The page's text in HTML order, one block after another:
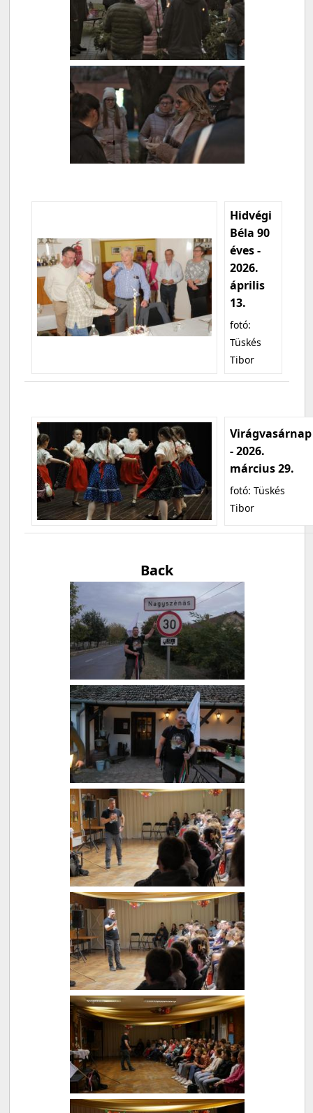
Hidvégi
Béla 90
éves -
2026.
április
13.
fotó:
Tüskés
Tibor
Virágvasárnap
- 2026.
március 29.
fotó: Tüskés
Tibor
Back